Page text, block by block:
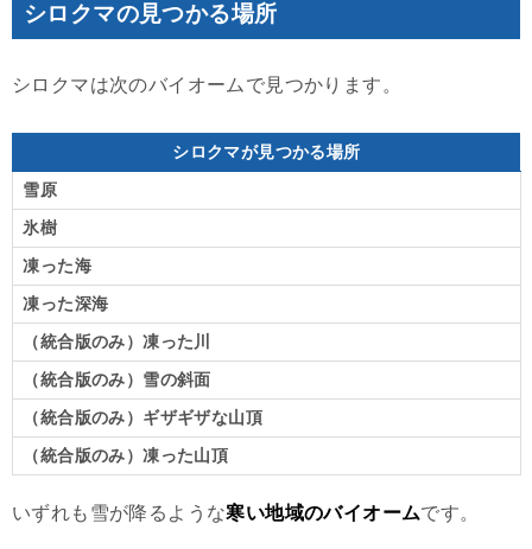
シロクマの見つかる場所
シロクマは次のバイオームで見つかります。
シロクマが見つかる場所
雪原
氷樹
凍った海
凍った深海
（統合版のみ）凍った川
（統合版のみ）雪の斜面
（統合版のみ）ギザギザな山頂
（統合版のみ）凍った山頂
いずれも雪が降るような寒い地域のバイオームです。